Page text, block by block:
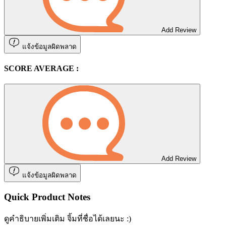
Add Review
แจ้งข้อมูลผิดพลาด
SCORE AVERAGE :
Add Review
แจ้งข้อมูลผิดพลาด
Quick Product Notes
ดูคำธิบายเพิ่มเติม จิ้มที่ชื่อได้เลยนะ :)